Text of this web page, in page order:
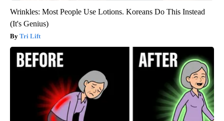
Wrinkles: Most People Use Lotions. Koreans Do This Instead
(It's Genius)
Tri Lift